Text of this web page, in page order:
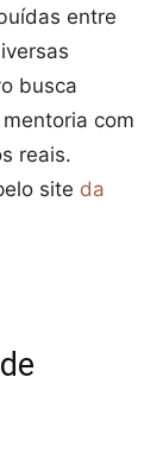
entre
busca
com
reais.
site da